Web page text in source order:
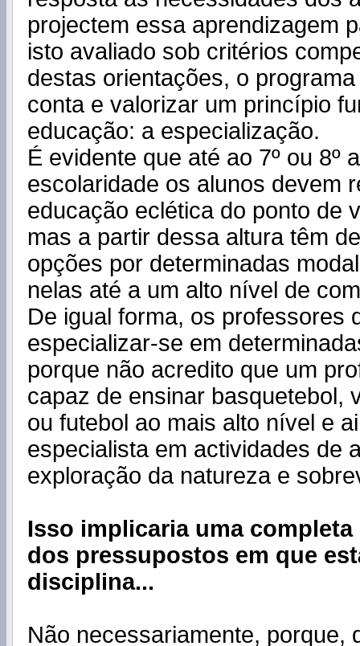
projectem essa aprendizagem
isto avaliado sob critérios
destas orientações, o
conta e valorizar um princípio
educação: a especialização.
É evidente que até ao 7º ou 8º
escolaridade os alunos devem
educação eclética do ponto de
mas a partir dessa altura têm
opções por determinadas
nelas até a um alto nível de
De igual forma, os professores
especializar-se em
porque não acredito que um
capaz de ensinar basquetebol,
ou futebol ao mais alto nível e
especialista em actividades de
exploração da natureza e
Isso implicaria uma
dos pressupostos em que
disciplina...
Não necessariamente, porque,